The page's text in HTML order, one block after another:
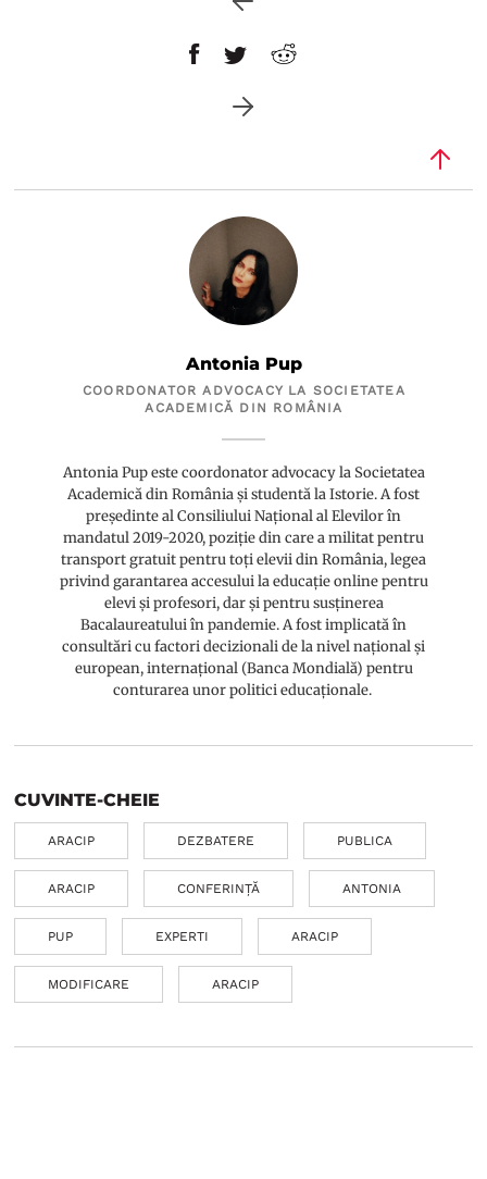
Antonia Pup
COORDONATOR ADVOCACY LA SOCIETATEA
ACADEMICĂ DIN ROMÂNIA
Antonia Pup este coordonator advocacy la Societatea
Academică din România și studentă la Istorie. A fost
președinte al Consiliului Național al Elevilor în
mandatul 2019-2020, poziție din care a militat pentru
transport gratuit pentru toți elevii din România, legea
privind garantarea accesului la educație online pentru
elevi și profesori, dar și pentru susținerea
Bacalaureatului în pandemie. A fost implicată în
consultări cu factori decizionali de la nivel național și
european, internațional (Banca Mondială) pentru
conturarea unor politici educaționale.
CUVINTE-CHEIE
ARACIP DEZBATERE PUBLICA
ARACIP CONFERINȚĂ ANTONIA
PUP EXPERTI ARACIP
MODIFICARE ARACIP